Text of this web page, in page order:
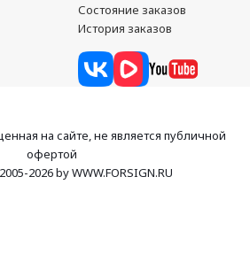
Состояние заказов
История заказов
на сайте, не является публичной
офертой
2026 by WWW.FORSIGN.RU